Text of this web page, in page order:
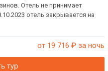
Отель не принимает
отель закрывается на
от 19 716 ₽ за ночь
тур